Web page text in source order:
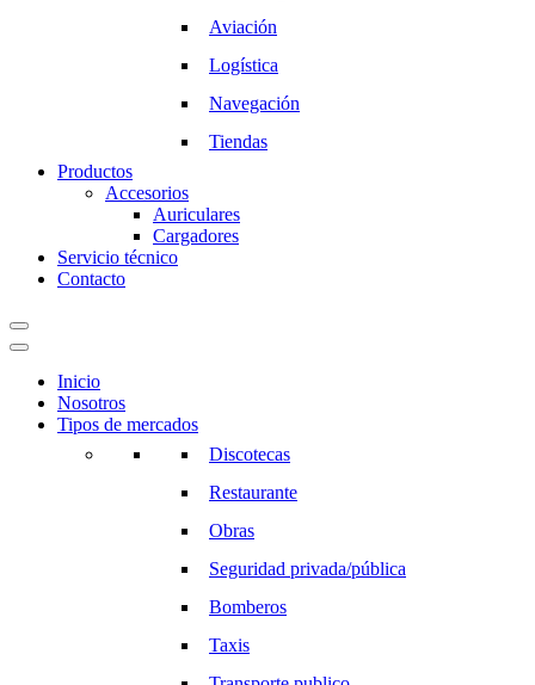
Aviación
Logística
Navegación
Tiendas
Productos
Accesorios
Auriculares
Cargadores
Servicio técnico
Contacto
Inicio
Nosotros
Tipos de mercados
Discotecas
Restaurante
Obras
Seguridad privada/pública
Bomberos
Taxis